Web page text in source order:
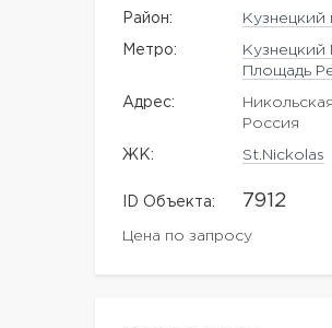
Район: Кузнецкий
Метро: Кузнецкий
Площадь
Адрес:
Россия
ЖK: St.Nickolas
ID Объекта: 7912
Цена по запросу